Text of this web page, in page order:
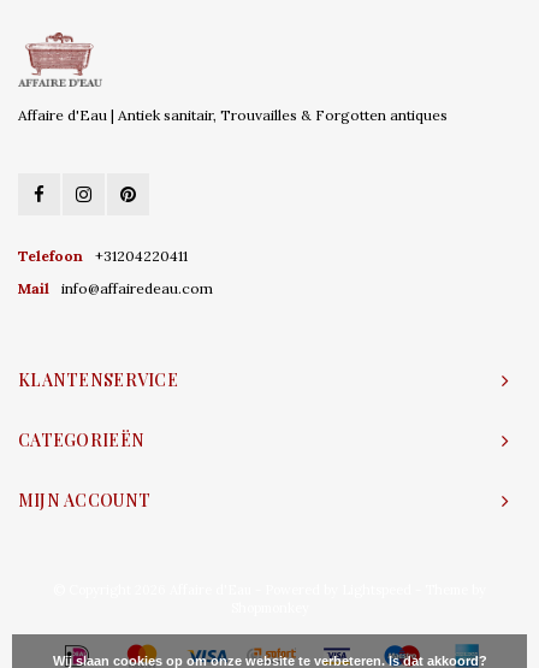
Affaire d'Eau | Antiek sanitair, Trouvailles & Forgotten antiques
Telefoon
+31204220411
Mail
info@affairedeau.com
KLANTENSERVICE
CATEGORIEËN
MIJN ACCOUNT
Wij slaan cookies op om onze website te verbeteren. Is dat akkoord?